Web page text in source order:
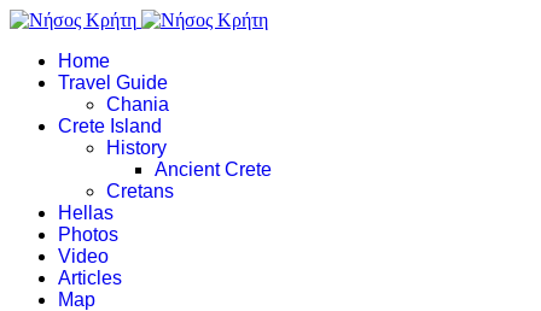
Home
Travel Guide
Chania
Crete Island
History
Ancient Crete
Cretans
Hellas
Photos
Video
Articles
Map